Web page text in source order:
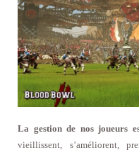
La gestion de nos joueurs
vieillissent, s’améliorent,